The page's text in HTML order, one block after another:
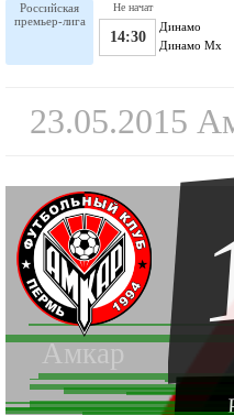
Российская
премьер-лига
Динамо
14:30 Динамо Мх
Не начат
23.05.2015
Амкар